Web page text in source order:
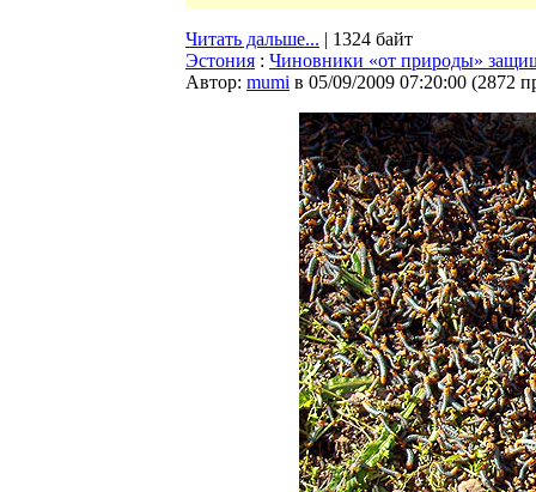
Читать дальше... | 1324 байт
Эстония : Чиновники «от природы»
Автор: mumi в 05/09/2009 07:20:00 (2872